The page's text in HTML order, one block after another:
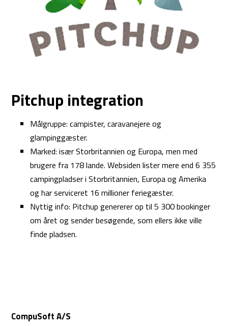
Pitchup integration
Målgruppe: campister, caravanejere og
glampinggæster.
Marked: især Storbritannien og Europa, men med
brugere fra 178 lande. Websiden lister mere end 6 355
campingpladser i Storbritannien, Europa og Amerika
og har serviceret 16 millioner feriegæster.
Nyttig info: Pitchup genererer op til 5 300 bookinger
om året og sender besøgende, som ellers ikke ville
finde pladsen.
CompuSoft A/S